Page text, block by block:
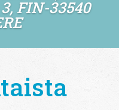
FIN-33540